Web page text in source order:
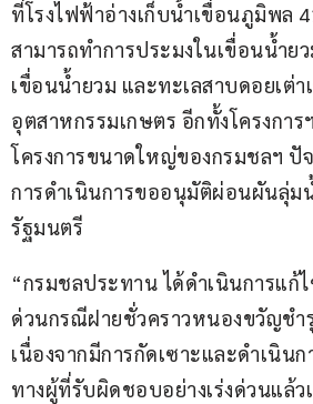
ที่โรงไฟฟ้าอ่างเก็บน้ำเขื่อนภูมิพล
สามารถทำการประมงในเขื่อนน้ำย
เขื่อนน้ำยวม และทะเลสาบดอยเต่
อุตสาหกรรมเกษตร อีกทั้งโครงกา
โครงการขนาดใหญ่ของกรมชลฯ
การดำเนินการขออนุมัติผ่อนผันลุ่ม
รัฐมนตรี
“กรมชลประทาน ได้ดำเนินการแก้
ด่วนกรณีฝายชั่วคราวหนองขวัญชำ
เนื่องจากมีการกัดเซาะและดำเนินก
ทางผู้ที่รับผิดชอบอย่างเร่งด่วนแล้